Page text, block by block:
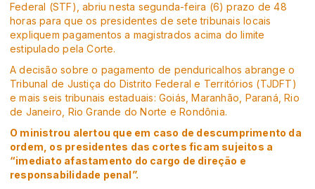
Federal (STF), abriu nesta segunda-feira (6) prazo de 48
horas para que os presidentes de sete tribunais locais
expliquem pagamentos a magistrados acima do limite
estipulado pela Corte.
A decisão sobre o pagamento de penduricalhos abrange o
Tribunal de Justiça do Distrito Federal e Territórios (TJDFT)
e mais seis tribunais estaduais: Goiás, Maranhão, Paraná, Rio
de Janeiro, Rio Grande do Norte e Rondônia.
O ministrou alertou que em caso de descumprimento da
ordem, os presidentes das cortes ficam sujeitos a
“imediato afastamento do cargo de direção e
responsabilidade penal”.